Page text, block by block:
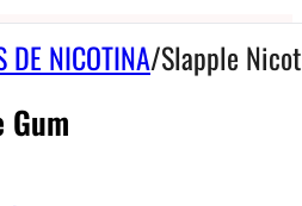
DE NICOTINA/Slapple